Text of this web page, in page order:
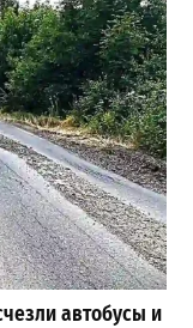
автобусы и